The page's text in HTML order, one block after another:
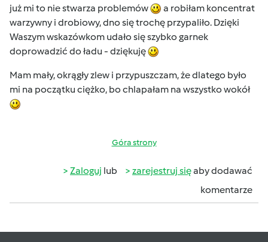
już mi to nie stwarza problemów
a robiłam koncentrat
warzywny i drobiowy, dno się trochę przypaliło. Dzięki
Waszym wskazówkom udało się szybko garnek
doprowadzić do ładu - dziękuję
Mam mały, okrągły zlew i przypuszczam, że dlatego było
mi na początku ciężko, bo chlapałam na wszystko wokół
Góra strony
Zaloguj lub zarejestruj sięaby dodawać
komentarze